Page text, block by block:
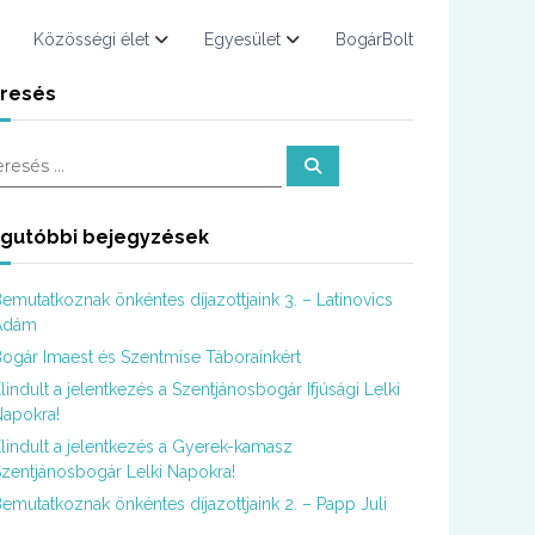
Közösségi élet Egyesület BogárBolt
K
bejegyzések
önkéntes díjazottjaink 3. – Latinovics
Imaest és Szentmise Táborainkért
a jelentkezés a Szentjánosbogár Ifjúsági Lelki
a jelentkezés a Gyerek-kamasz
Lelki Napokra!
önkéntes díjazottjaink 2. – Papp Juli